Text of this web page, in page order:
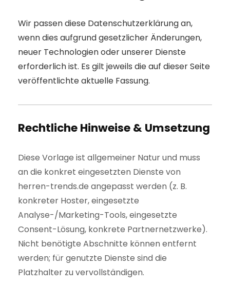
Wir passen diese Datenschutzerklärung an,
wenn dies aufgrund gesetzlicher Änderungen,
neuer Technologien oder unserer Dienste
erforderlich ist. Es gilt jeweils die auf dieser Seite
veröffentlichte aktuelle Fassung.
Rechtliche Hinweise & Umsetzung
Diese Vorlage ist allgemeiner Natur und muss
an die konkret eingesetzten Dienste von
herren-trends.de angepasst werden (z. B.
konkreter Hoster, eingesetzte
Analyse-/Marketing-Tools, eingesetzte
Consent-Lösung, konkrete Partnernetzwerke).
Nicht benötigte Abschnitte können entfernt
werden; für genutzte Dienste sind die
Platzhalter zu vervollständigen.